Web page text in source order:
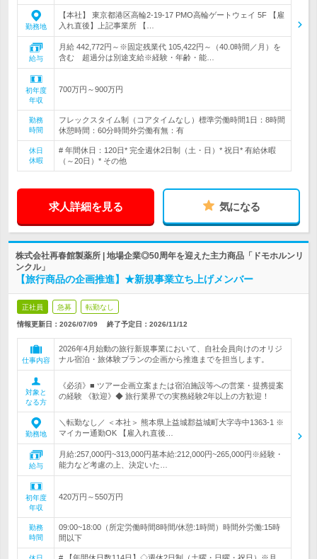
勤務地
【本社】 東京都港区高輪2-19-17 PMO高輪ゲートウェイ 5F 【雇
入れ直後】上記事業所 【…
給与
月給 442,772円～※固定残業代 105,422円～（40.0時間／月）を
含む 超過分は別途支給※経験・年齢・能…
初年度
年収
700万円～900万円
勤務
時間
フレックスタイム制（コアタイムなし）標準労働時間1日：8時間
休憩時間：60分時間外労働有無：有
休日
休暇
# 年間休日：120日* 完全週休2日制（土・日）* 祝日* 有給休暇
（～20日）* その他
求人詳細を見る 気になる
株式会社再春館製薬所 | 地場企業◎50周年を迎えた主力商品「ドモホルンリ
ンクル」
【旅行商品の企画推進】★新規事業立ち上げメンバー
正社員 急募 転勤なし
情報更新日：2026/07/09 終了予定日： 2026/11/12
仕事内容
2026年4月始動の旅行新規事業において、自社会員向けのオリジ
ナル宿泊・旅体験プランの企画から推進までを担当します。
対象と
なる方
《必須》■ ツアー企画立案または宿泊施設等への営業・提携提案
の経験 《歓迎》◆ 旅行業界での実務経験2年以上の方歓迎！
勤務地
＼転勤なし／ ＜本社＞ 熊本県上益城郡益城町大字寺中1363-1 ※
マイカー通勤OK 【雇入れ直後…
給与
月給:257,000円~313,000円基本給:212,000円~265,000円※経験・
能力など考慮の上、決定いた…
初年度
年収
420万円～550万円
勤務
時間
09:00~18:00（所定労働時間8時間/休憩:1時間）時間外労働:15時
間以下